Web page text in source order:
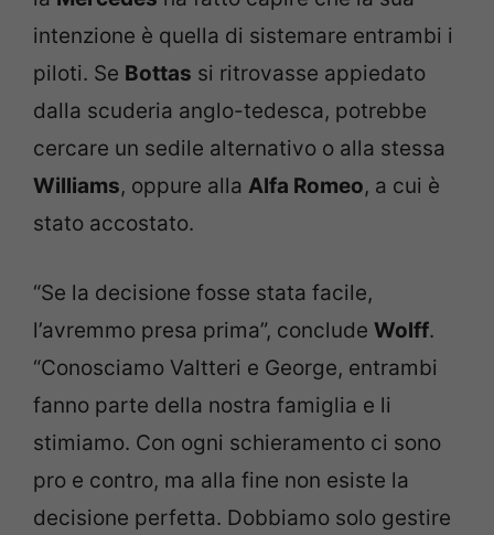
intenzione è quella di sistemare entrambi i
piloti. Se Bottas si ritrovasse appiedato
dalla scuderia anglo-tedesca, potrebbe
cercare un sedile alternativo o alla stessa
Williams, oppure alla Alfa Romeo, a cui è
stato accostato.
“Se la decisione fosse stata facile,
l’avremmo presa prima”, conclude Wolff.
“Conosciamo Valtteri e George, entrambi
fanno parte della nostra famiglia e li
stimiamo. Con ogni schieramento ci sono
pro e contro, ma alla fine non esiste la
decisione perfetta. Dobbiamo solo gestire